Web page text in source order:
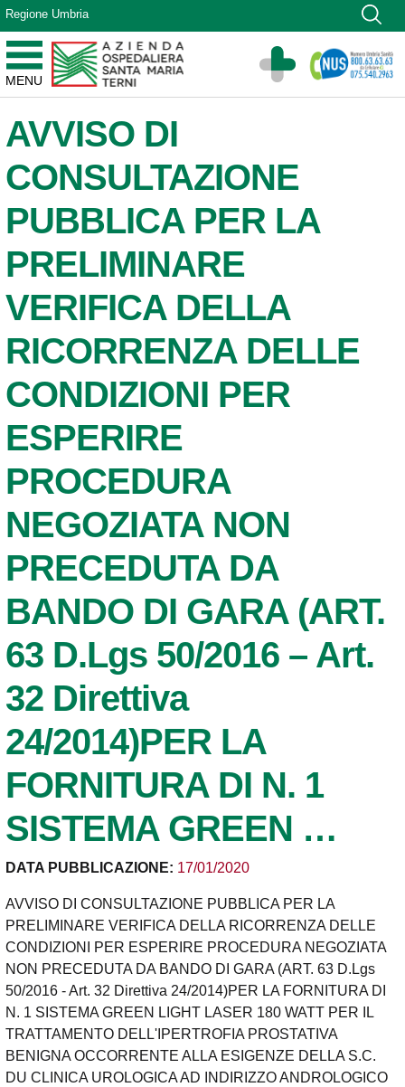
Vai ai contenuti
Vai al menu di navigazione
Vai al footer
Regione Umbria
MENU
Azienda Ospedaliera Santa Maria di Terni
Sito Istituzionale
AVVISO DI
CONSULTAZIONE
PUBBLICA PER LA
PRELIMINARE
VERIFICA DELLA
RICORRENZA DELLE
CONDIZIONI PER
ESPERIRE
PROCEDURA
NEGOZIATA NON
PRECEDUTA DA
BANDO DI GARA (ART.
63 D.Lgs 50/2016 – Art.
32 Direttiva
24/2014)PER LA
FORNITURA DI N. 1
SISTEMA GREEN …
DATA PUBBLICAZIONE: 17/01/2020
AVVISO DI CONSULTAZIONE PUBBLICA PER LA
PRELIMINARE VERIFICA DELLA RICORRENZA DELLE
CONDIZIONI PER ESPERIRE PROCEDURA NEGOZIATA
NON PRECEDUTA DA BANDO DI GARA (ART. 63 D.Lgs
50/2016 - Art. 32 Direttiva 24/2014)PER LA FORNITURA DI
N. 1 SISTEMA GREEN LIGHT LASER 180 WATT PER IL
TRATTAMENTO DELL'IPERTROFIA PROSTATIVA
BENIGNA OCCORRENTE ALLA ESIGENZE DELLA S.C.
DU CLINICA UROLOGICA AD INDIRIZZO ANDROLOGICO